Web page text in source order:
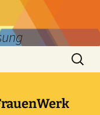
Suchen
nach: